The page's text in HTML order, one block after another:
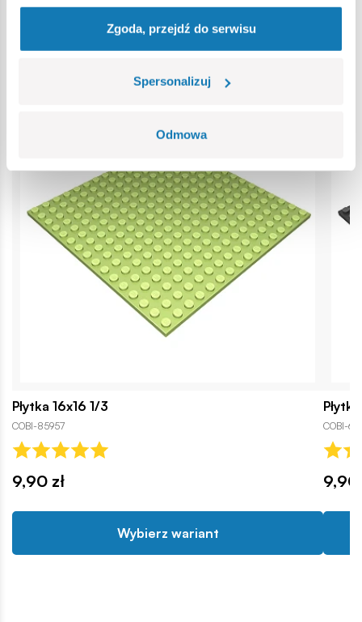
Zgoda, przejdź do serwisu
Spersonalizuj
Odmowa
Bestsellery w kategorii
Płytka 16x16 1/3
COBI-85957
9,90 zł
Wybierz wariant
COBI-
9,90